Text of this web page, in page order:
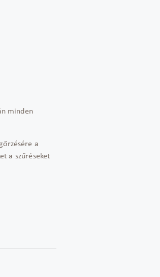
minden
a
a szűréseket